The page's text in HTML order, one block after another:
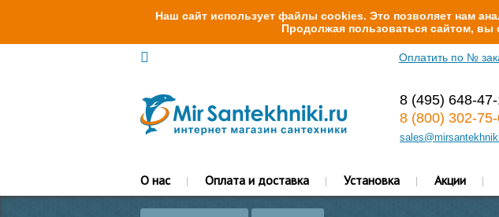
Наш сайт использует файлы cookies. Это позволяет нам
Продолжая пользоваться сайтом,
Оплатить по №
8 (495) 648-
8 (800) 302-
О нас Оплата и доставка Установка Акции